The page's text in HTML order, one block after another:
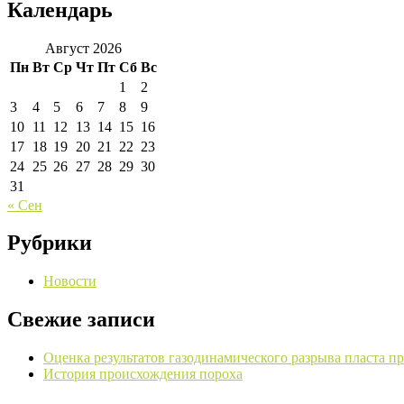
Календарь
Август 2026
Пн Вт Ср Чт Пт Сб Вс
1
2
3
4 5 6 7 8
9
10 11 12 13 14 15 16
17 18 19 20 21 22 23
24 25 26 27 28 29 30
31
« Сен
Рубрики
Новости
Свежие записи
Оценка результатов газодинамического разрыва пласта
История происхождения пороха